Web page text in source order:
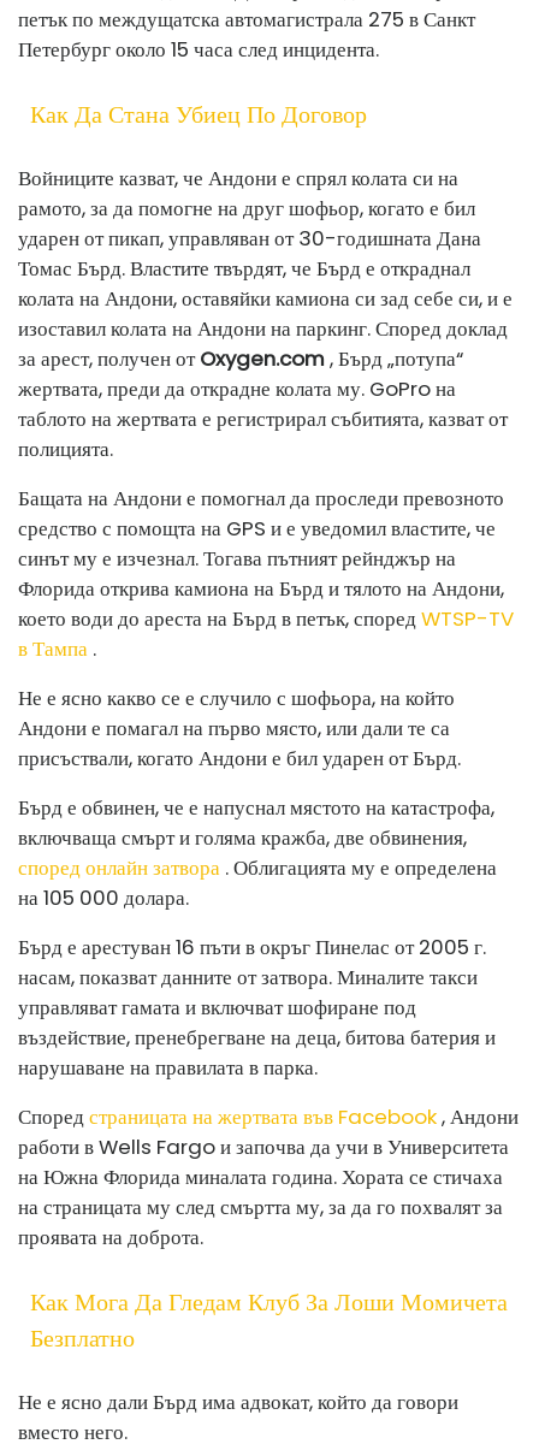
петък по междущатска автомагистрала 275 в Санкт
Петербург около 15 часа след инцидента.
Как Да Стана Убиец По Договор
Войниците казват, че Андони е спрял колата си на
рамото, за да помогне на друг шофьор, когато е бил
ударен от пикап, управляван от 30-годишната Дана
Томас Бърд. Властите твърдят, че Бърд е откраднал
колата на Андони, оставяйки камиона си зад себе си, и е
изоставил колата на Андони на паркинг. Според доклад
за арест, получен отOxygen.com, Бърд „потупа“
жертвата, преди да открадне колата му. GoPro на
таблото на жертвата е регистрирал събитията, казват от
полицията.
Бащата на Андони е помогнал да проследи превозното
средство с помощта на GPS и е уведомил властите, че
синът му е изчезнал. Тогава пътният рейнджър на
Флорида открива камиона на Бърд и тялото на Андони,
което води до ареста на Бърд в петък, споредWTSP-TV
в Тампа .
Не е ясно какво се е случило с шофьора, на който
Андони е помагал на първо място, или дали те са
присъствали, когато Андони е бил ударен от Бърд.
Бърд е обвинен, че е напуснал мястото на катастрофа,
включваща смърт и голяма кражба, две обвинения,
според онлайн затвора . Облигацията му е определена
на 105 000 долара.
Бърд е арестуван 16 пъти в окръг Пинелас от 2005 г.
насам, показват данните от затвора. Миналите такси
управляват гамата и включват шофиране под
въздействие, пренебрегване на деца, битова батерия и
нарушаване на правилата в парка.
Споредстраницата на жертвата във Facebook, Андони
работи в Wells Fargo и започва да учи в Университета
на Южна Флорида миналата година. Хората се стичаха
на страницата му след смъртта му, за да го похвалят за
проявата на доброта.
Как Мога Да Гледам Клуб За Лоши Момичета
Безплатно
Не е ясно дали Бърд има адвокат, който да говори
вместо него.